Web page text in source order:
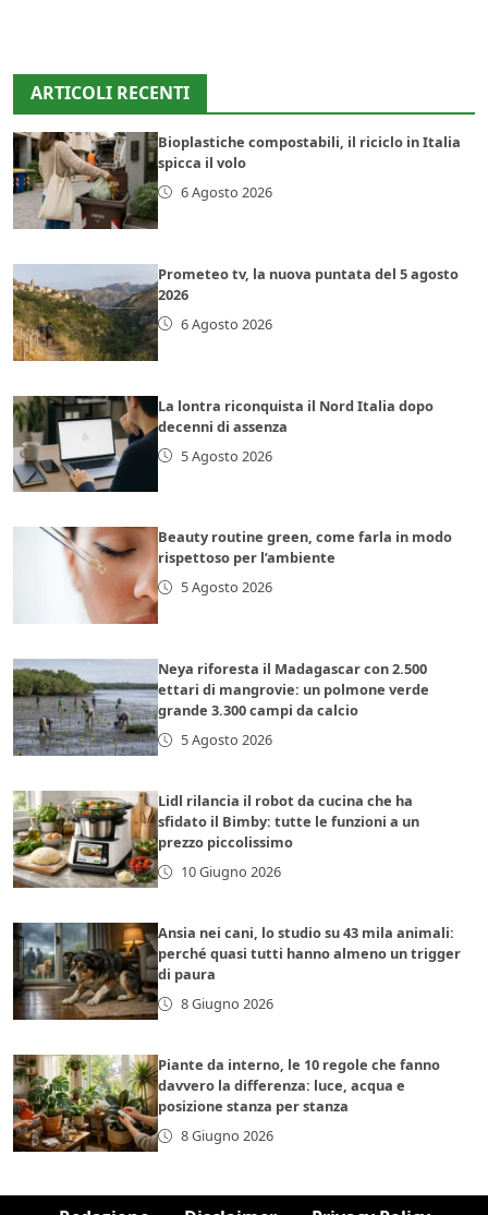
ARTICOLI RECENTI
Bioplastiche compostabili, il riciclo in Italia
spicca il volo
6 Agosto 2026
Prometeo tv, la nuova puntata del 5 agosto
2026
6 Agosto 2026
La lontra riconquista il Nord Italia dopo
decenni di assenza
5 Agosto 2026
Beauty routine green, come farla in modo
rispettoso per l’ambiente
5 Agosto 2026
Neya riforesta il Madagascar con 2.500
ettari di mangrovie: un polmone verde
grande 3.300 campi da calcio
5 Agosto 2026
Lidl rilancia il robot da cucina che ha
sfidato il Bimby: tutte le funzioni a un
prezzo piccolissimo
10 Giugno 2026
Ansia nei cani, lo studio su 43 mila animali:
perché quasi tutti hanno almeno un trigger
di paura
8 Giugno 2026
Piante da interno, le 10 regole che fanno
davvero la differenza: luce, acqua e
posizione stanza per stanza
8 Giugno 2026